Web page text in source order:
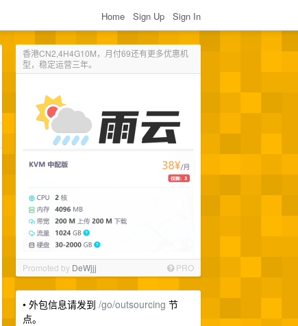
Home Sign Up Sign In
香港CN2,4H4G10M，月付69还有更多优惠机
型，稳定运营三年。
Promoted by DeWjjj PRO
• 外包信息请发到 /go/outsourcing 节
点。